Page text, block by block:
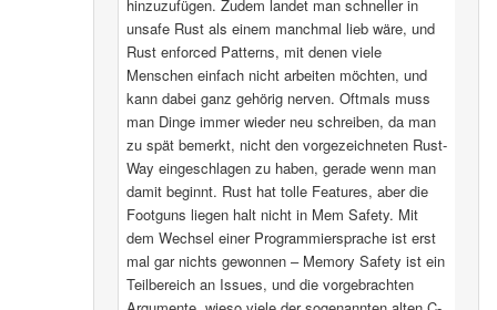
hinzuzufügen. Zudem landet man schneller in
unsafe Rust als einem manchmal lieb wäre, und
Rust enforced Patterns, mit denen viele
Menschen einfach nicht arbeiten möchten, und
kann dabei ganz gehörig nerven. Oftmals muss
man Dinge immer wieder neu schreiben, da man
zu spät bemerkt, nicht den vorgezeichneten Rust-
Way eingeschlagen zu haben, gerade wenn man
damit beginnt. Rust hat tolle Features, aber die
Footguns liegen halt nicht in Mem Safety. Mit
dem Wechsel einer Programmiersprache ist erst
mal gar nichts gewonnen – Memory Safety ist ein
Teilbereich an Issues, und die vorgebrachten